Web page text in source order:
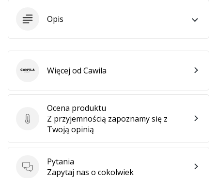
Opis
Ocena produktu
Ocena produktu
Z przyjemnością zapoznamy się z
Twoją opinią
Pytania
Pytania
Zapytaj nas o cokolwiek
CawilaWięcej od Cawila